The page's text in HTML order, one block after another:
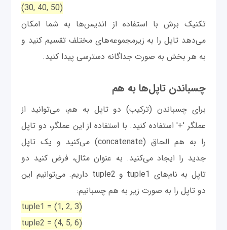
(30, 40, 50)
تکنیک برش با استفاده از اندیس‌ها به شما امکان
می‌دهد تاپل را به زیرمجموعه‌های مختلف تقسیم کنید و
به هر بخش به صورت جداگانه دسترسی پیدا کنید.
چسباندن تاپل‌ها به هم
برای چسباندن (ترکیب) دو تاپل به هم، می‌توانید از
عملگر '+' استفاده کنید. با استفاده از این عملگر، دو تاپل
را به هم الحاق (concatenate) می‌کنید و یک تاپل
جدید را ایجاد می‌کنید. به عنوان مثال، فرض کنید دو
تاپل به نام‌های tuple1 و tuple2 داریم. می‌توانیم این
دو تاپل را به صورت زیر به هم چسبانیم:
tuple1 = (1, 2, 3)
tuple2 = (4, 5, 6)